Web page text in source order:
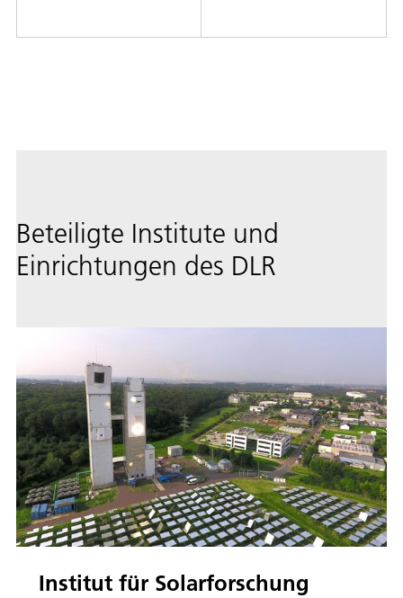
Beteiligte Institute und
Einrichtungen des DLR
Institut für Solarforschung